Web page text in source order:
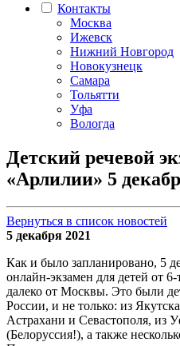
Контакты
Москва
Ижевск
Нижний Новгород
Новокузнецк
Самара
Тольятти
Уфа
Вологда
Детский речевой
«Арлилии» 5
Вернуться в список новостей
5 декабря 2021
Как и было запланировано, 5
онлайн-экзамен для детей от
далеко от Москвы. Это были
России, и не только: из
Астрахани и Севастополя, из
(Белоруссия!), а также